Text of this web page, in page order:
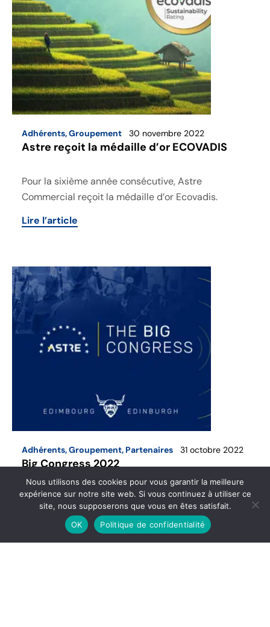
Adhérents,Groupement 30 novembre 2022
Astre reçoit la médaille d’or ECOVADIS
Pour la sixième année consécutive, Astre
Commercial reçoit la médaille d’or Ecovadis.
Lire l’article
Adhérents,Groupement, Partenaires 31 octobre 2022
Big Congress 2022
Après l’Etna en Sicile, les Astriens se sont envolés
vers une autre destination volcanique !
Lire l’article
Nous utilisons des cookies pour vous garantir la meilleure
expérience sur notre site web. Si vous continuez à utiliser ce
site, nous supposerons que vous en êtes satisfait.
OK
Politique de confidentialité